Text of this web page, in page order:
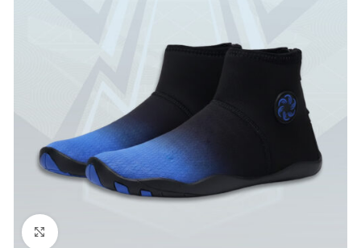
Click to enlarge